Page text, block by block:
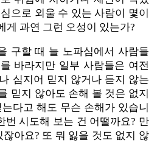
으로 외울 수 있는 사람이 몇이
게 과연 그런 오성이 있는가?
구할 때 늘 노파심에서 사람들
바라지만 일부 사람들은 여전
심지어 믿지 않거나 듣지 않는
믿지 않아도 손해 볼 것은 없지
다고 해도 무슨 손해가 있습니
번 시도해 보는 건 어떨까요? 만
아요? 또 뭐 잃을 것도 없지 않